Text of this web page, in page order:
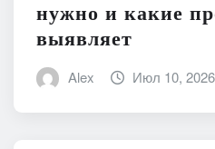
нужно и какие
выявляет
Alex Июл 10, 2026